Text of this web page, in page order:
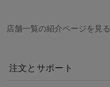
店舗一覧の紹介ページを見る
注文とサポート